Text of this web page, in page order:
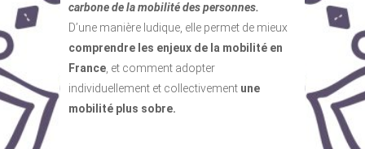
carbone de la mobilité des personnes.
D’une manière ludique, elle permet de mieux
comprendre les enjeux de la mobilité en
France, et comment adopter
individuellement et collectivement une
mobilité plus sobre.